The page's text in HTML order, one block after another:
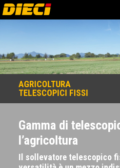
AGRICOLTURA
TELESCOPICI FISSI
Gamma di
l’agricoltura
Il sollevatore telescopico